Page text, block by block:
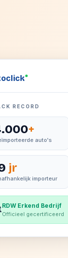
click
RECORD
+
auto's
jr
importeur
RDW Erkend Bedrijf
Officieel gecertificeerd